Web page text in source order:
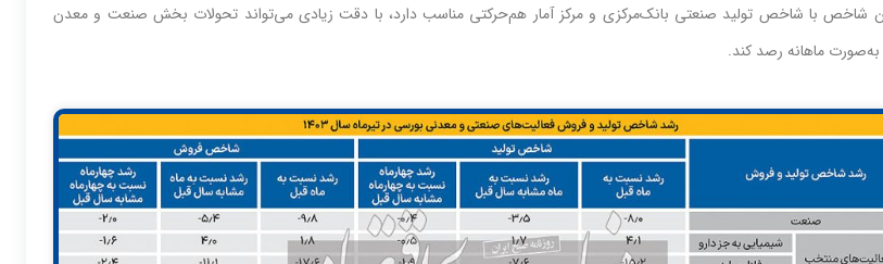
شاخص‌‌‌ با شاخص‌‌‌ تولید صنعتی‌‌‌ بانک‌‌‌‌مرکزی‌‌‌ و مرکز آمار هم‌‌‌حرکتی‌‌‌ مناسب‌‌‌ دارد، با دقت‌‌‌ زیادی‌‌‌ می‌‌‌تواند تحولات بخش‌‌‌ صنعت‌‌‌ و معدن
به‌‌‌صورت ماهانه‌‌‌ رصد کند.